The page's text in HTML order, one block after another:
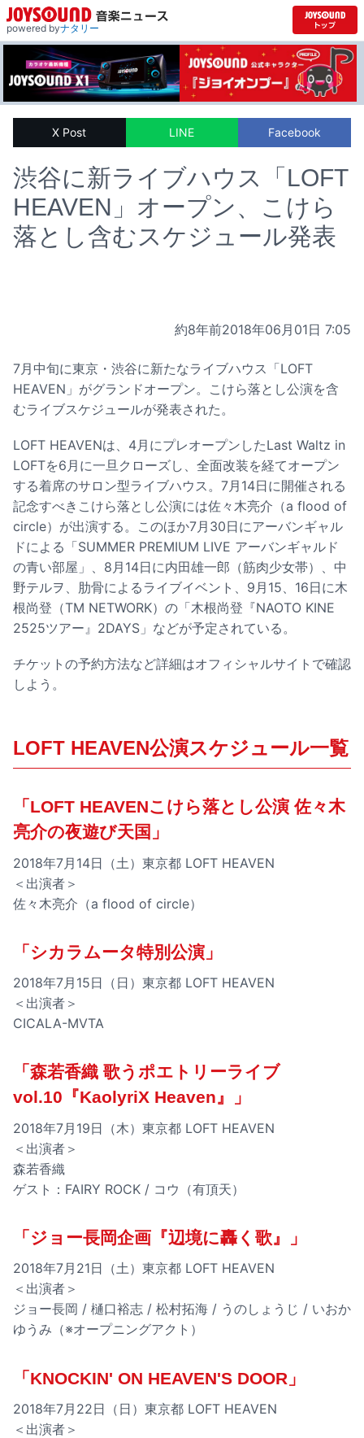
powered byナタリー
X Post LINE Facebook
渋谷に新ライブハウス「LOFT
HEAVEN」オープン、こけら
落とし含むスケジュール発表
約8年前2018年06月01日 7:05
7月中旬に東京・渋谷に新たなライブハウス「LOFT
HEAVEN」がグランドオープン。こけら落とし公演を含
むライブスケジュールが発表された。
LOFT HEAVENは、4月にプレオープンしたLast Waltz in
LOFTを6月に一旦クローズし、全面改装を経てオープン
する着席のサロン型ライブハウス。7月14日に開催される
記念すべきこけら落とし公演には佐々木亮介（a flood of
circle）が出演する。このほか7月30日にアーバンギャル
ドによる「SUMMER PREMIUM LIVE アーバンギャルド
の青い部屋」、8月14日に内田雄一郎（筋肉少女帯）、中
野テルヲ、肋骨によるライブイベント、9月15、16日に木
根尚登（TM NETWORK）の「木根尚登『NAOTO KINE
2525ツアー』2DAYS」などが予定されている。
チケットの予約方法など詳細はオフィシャルサイトで確認
しよう。
LOFT HEAVEN公演スケジュール一覧
「LOFT HEAVENこけら落とし公演 佐々木
亮介の夜遊び天国」
2018年7月14日（土）東京都 LOFT HEAVEN
＜出演者＞
佐々木亮介（a flood of circle）
「シカラムータ特別公演」
2018年7月15日（日）東京都 LOFT HEAVEN
＜出演者＞
CICALA-MVTA
「森若香織 歌うポエトリーライブ
vol.10『KaolyriX Heaven』」
2018年7月19日（木）東京都 LOFT HEAVEN
＜出演者＞
森若香織
ゲスト：FAIRY ROCK / コウ（有頂天）
「ジョー長岡企画『辺境に轟く歌』」
2018年7月21日（土）東京都 LOFT HEAVEN
＜出演者＞
ジョー長岡 / 樋口裕志 / 松村拓海 / うのしょうじ / いおか
ゆうみ（※オープニングアクト）
「KNOCKIN' ON HEAVEN'S DOOR」
2018年7月22日（日）東京都 LOFT HEAVEN
＜出演者＞